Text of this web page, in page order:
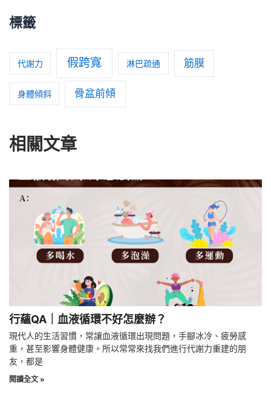
標籤
代謝力 假跨寬 淋巴疏通 筋膜
身體傾斜 骨盆前傾
相關文章
行蘊QA｜血液循環不好怎麼辦？
現代人的生活習慣，常讓血液循環出現問題，手腳冰冷、疲勞感
重，甚至影響身體健康。所以常常來找我們進行代謝力重建的朋
友，都是
閱讀全文 »